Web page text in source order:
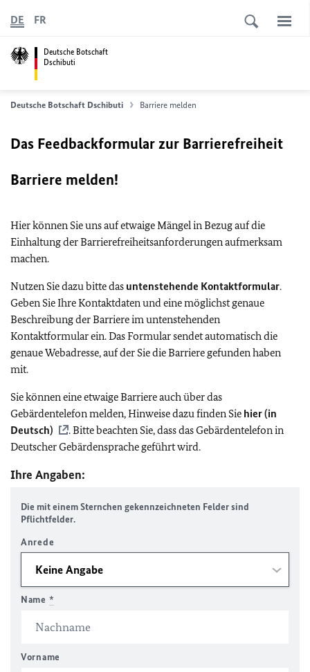
Deutsche Botschaft
Dschibuti
DE FR
Deutsche Botschaft Dschibuti Barriere melden
Das Feedbackformular zur Barrierefreiheit
Barriere melden!
Hier können Sie uns auf etwaige Mängel in Bezug auf die
Einhaltung der Barrierefreiheitsanforderungen aufmerksam
machen.
Nutzen Sie dazu bitte das untenstehende Kontaktformular.
Geben Sie Ihre Kontaktdaten und eine möglichst genaue
Beschreibung der Barriere im untenstehenden
Kontaktformular ein. Das Formular sendet automatisch die
genaue Webadresse, auf der Sie die Barriere gefunden haben
mit.
Sie können eine etwaige Barriere auch über das
Gebärdentelefon melden, Hinweise dazu finden Sie hier (in
Deutsch)
. Bitte beachten Sie, dass das Gebärdentelefon in
Deutscher Gebärdensprache geführt wird.
Ihre Angaben:
Die mit einem Sternchen gekennzeichneten Felder sind
Pflichtfelder.
Anrede
Name *
Vorname